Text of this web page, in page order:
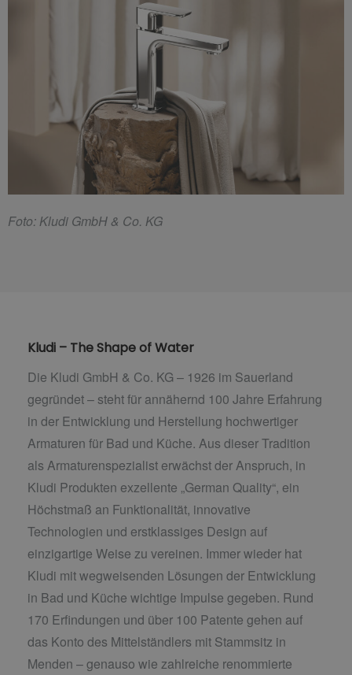
Foto: Kludi GmbH & Co. KG
Kludi – The Shape of Water
Die Kludi GmbH & Co. KG – 1926 im Sauerland
gegründet – steht für annähernd 100 Jahre Erfahrung
in der Entwicklung und Herstellung hochwertiger
Armaturen für Bad und Küche. Aus dieser Tradition
als Armaturenspezialist erwächst der Anspruch, in
Kludi Produkten exzellente „German Quality“, ein
Höchstmaß an Funktionalität, innovative
Technologien und erstklassiges Design auf
einzigartige Weise zu vereinen. Immer wieder hat
Kludi mit wegweisenden Lösungen der Entwicklung
in Bad und Küche wichtige Impulse gegeben. Rund
170 Erfindungen und über 100 Patente gehen auf
das Konto des Mittelständlers mit Stammsitz in
Menden – genauso wie zahlreiche renommierte